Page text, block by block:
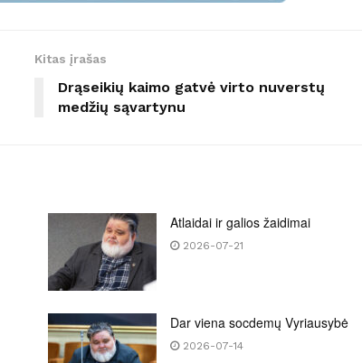
Kitas įrašas
Drąseikių kaimo gatvė virto nuverstų
medžių sąvartynu
Atlaidai ir galios žaidimai
2026-07-21
Dar viena socdemų Vyriausybė
2026-07-14